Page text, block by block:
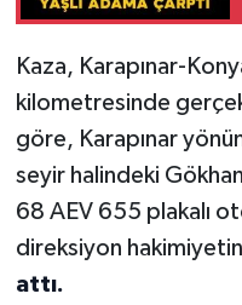
Kaza, Karapınar-
kilometresinde
göre, Karapınar
seyir halindeki
68 AEV 655 plakalı
direksiyon
attı.